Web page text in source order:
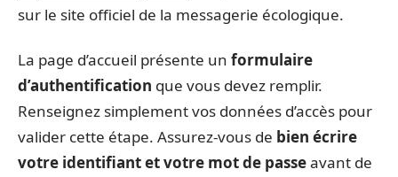
sur le site officiel de la messagerie écologique.
La page d’accueil présente un formulaire
d’authentification que vous devez remplir.
Renseignez simplement vos données d’accès pour
valider cette étape. Assurez-vous de bien écrire
votre identifiant et votre mot de passeavant de